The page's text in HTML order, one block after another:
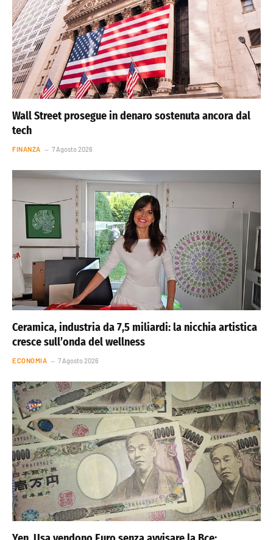
Wall Street prosegue in denaro sostenuta ancora dal
tech
FINANZA 7 Agosto 2026
Ceramica, industria da 7,5 miliardi: la nicchia artistica
cresce sull’onda del wellness
ECONOMIA 7 Agosto 2026